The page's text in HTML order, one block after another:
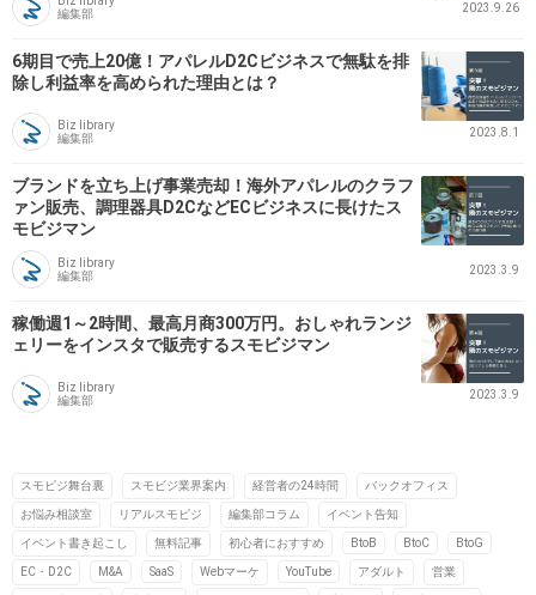
編集部
2023.9.26
6期目で売上20億！アパレルD2Cビジネスで無駄を排
除し利益率を高められた理由とは？
Biz library
編集部
2023.8.1
ブランドを立ち上げ事業売却！海外アパレルのクラフ
ァン販売、調理器具D2CなどECビジネスに長けたス
モビジマン
Biz library
編集部
2023.3.9
稼働週1～2時間、最高月商300万円。おしゃれランジ
ェリーをインスタで販売するスモビジマン
Biz library
編集部
2023.3.9
スモビジ舞台裏 スモビジ業界案内 経営者の24時間 バックオフィス
お悩み相談室 リアルスモビジ 編集部コラム イベント告知
イベント書き起こし 無料記事 初心者におすすめ BtoB BtoC BtoG
EC・D2C M&A SaaS Webマーケ YouTube アダルト 営業